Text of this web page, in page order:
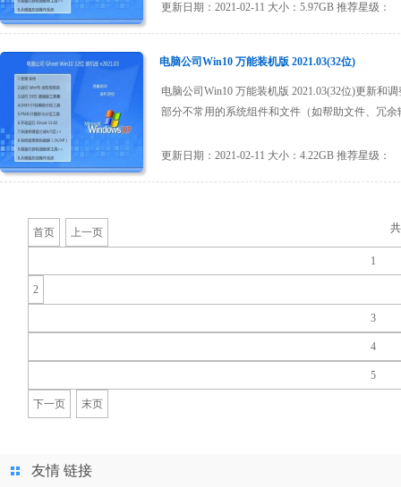
更新日期：2021-02-11 大小：5.97GB 推荐星级：
电脑公司Win10 万能装机版 2021.03(32位)
电脑公司Win10 万能装机版 2021.03(32位)更新和
部分不常用的系统组件和文件（如帮助文件、冗余
更新日期：2021-02-11 大小：4.22GB 推荐星级：
首页 上一页
1
2
3
4
5
下一页 末页
友情 链接